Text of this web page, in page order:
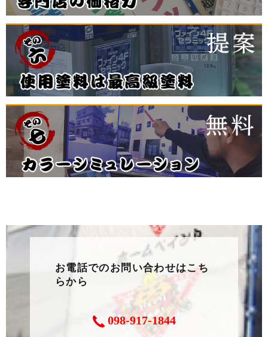
お電話でのお問い合わせはこち
らから
098-917-1844